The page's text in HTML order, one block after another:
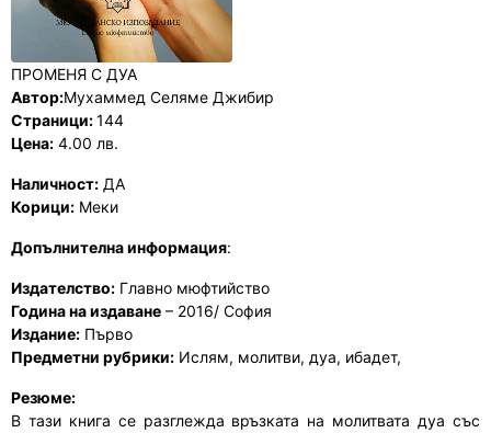
ПРОМЕНЯ С ДУА
Автор:Мухаммед Селяме Джибир
Страници:144
Цена: 4.00 лв.
Наличност: ДА
Корици: Меки
Допълнителна информация:
Издателство: Главно мюфтийство
Година на издаване – 2016/ София
Издание: Първо
Предметни рубрики: Ислям, молитви, дуа, ибадет,
Резюме:
В тази книга се разглежда връзката на молитвата дуа със